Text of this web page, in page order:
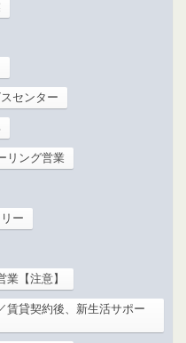
センター
リング営業
ー
【注意】
賃貸契約後、新生活サポー